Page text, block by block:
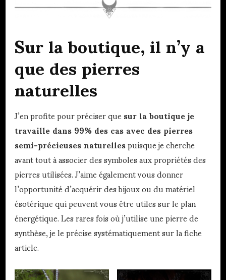
Sur la boutique, il n’y a
que des pierres
naturelles
J’en profite pour préciser quesur la boutique je
travaille dans 99% des cas avec des pierres
semi-précieuses naturellespuisque je cherche
avant tout à associer des symboles aux propriétés des
pierres utilisées. J’aime également vous donner
l’opportunité d’acquérir des bijoux ou du matériel
ésotérique qui peuvent vous être utiles sur le plan
énergétique. Les rares fois où j’utilise une pierre de
synthèse, je le précise systématiquement sur la fiche
article.